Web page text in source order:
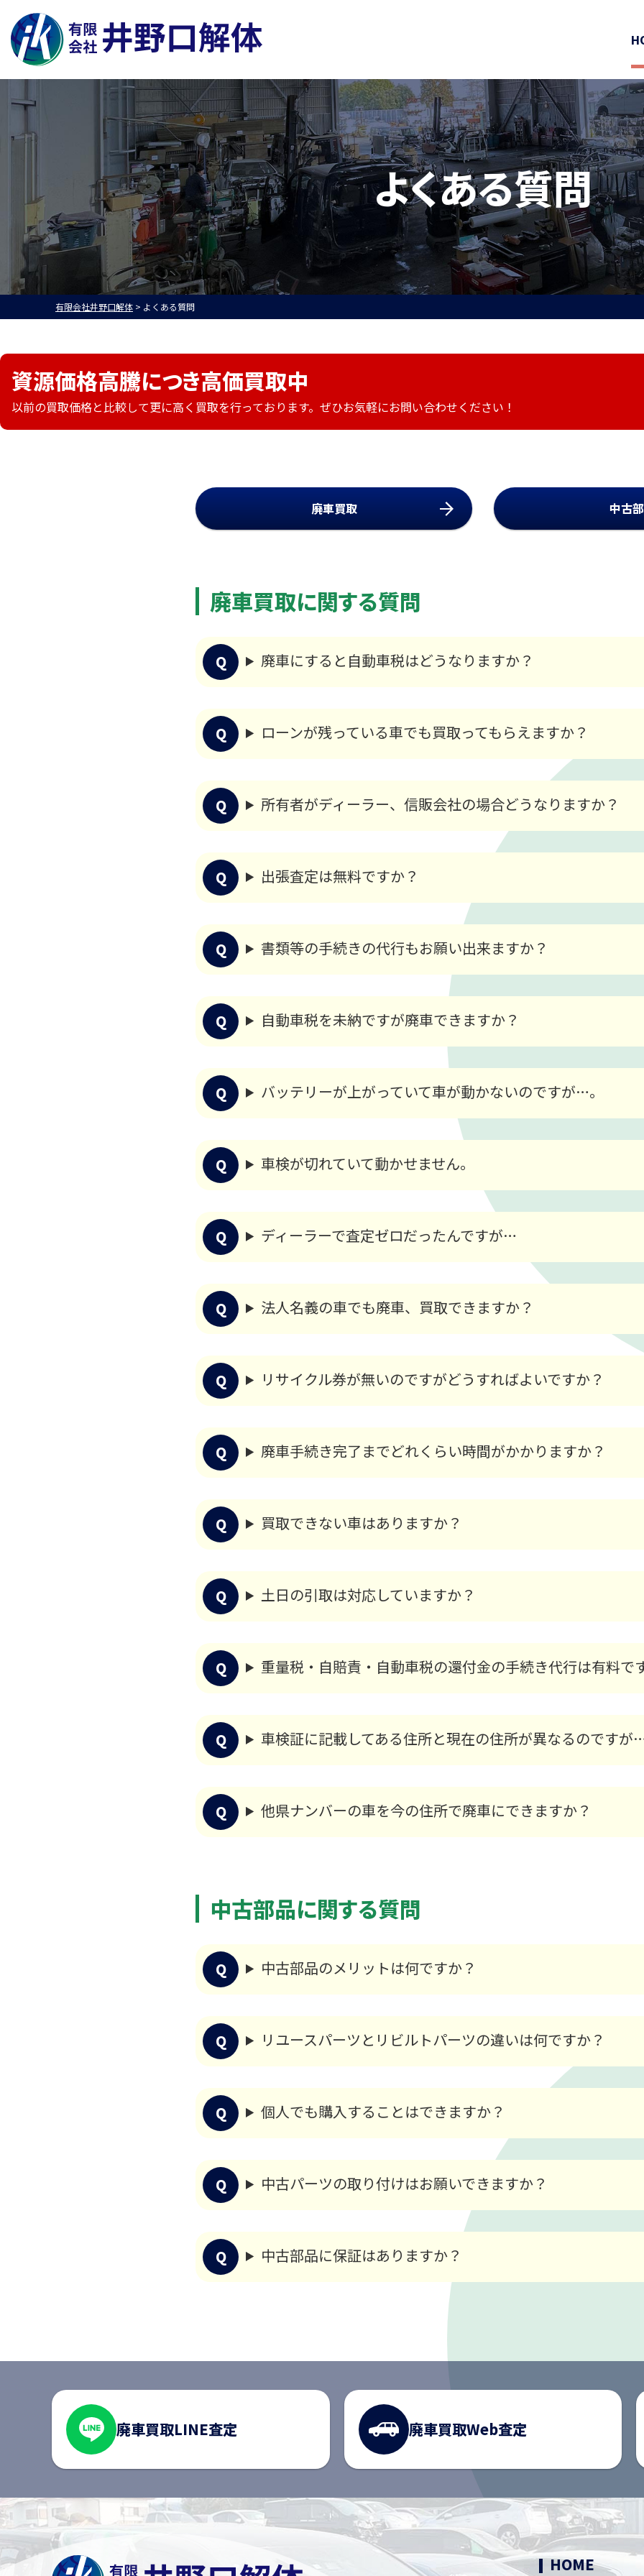
0120-73-4885
プライバシーポリシー
無料LINE査定
中古部品販売
よくある質問
有限会社井野口解体 > よくある質問
資源価格高騰につき高価買取中
以前の買取価格と比較して更に高く買取を行っております。ぜひお気軽にお問い合わせください！
廃車買取 中古
廃車買取に関する質問
廃車にすると自動車税はどうなりますか？
ローンが残っている車でも買取ってもらえますか？
所有者がディーラー、信販会社の場合どうなりますか？
出張査定は無料ですか？
書類等の手続きの代行もお願い出来ますか？
自動車税を未納ですが廃車できますか？
バッテリーが上がっていて車が動かないのですが…。
車検が切れていて動かせません。
ディーラーで査定ゼロだったんですが…
法人名義の車でも廃車、買取できますか？
リサイクル券が無いのですがどうすればよいですか？
廃車手続き完了までどれくらい時間がかかりますか？
買取できない車はありますか？
土日の引取は対応していますか？
重量税・自賠責・自動車税の還付金の手続き代行は有料で
車検証に記載してある住所と現在の住所が異なるのですが
他県ナンバーの車を今の住所で廃車にできますか？
中古部品に関する質問
中古部品のメリットは何ですか？
リユースパーツとリビルトパーツの違いは何ですか？
個人でも購入することはできますか？
中古パーツの取り付けはお願いできますか？
中古部品に保証はありますか？
廃車買取LINE査定 廃車買取Web査定
HOME